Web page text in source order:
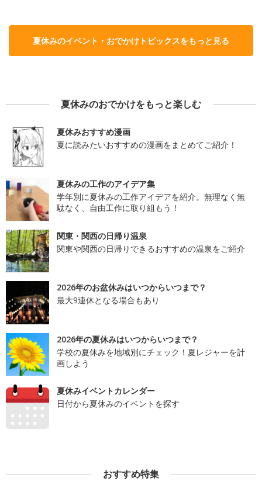
夏休みのイベント・おでかけトピックスをもっと見る
夏休みのおでかけをもっと楽しむ
夏休みおすすめ漫画
夏に読みたいおすすめの漫画をまとめてご紹介！
夏休みの工作のアイデア集
学年別に夏休みの工作アイデアを紹介。無理なく無
駄なく、自由工作に取り組もう！
関東・関西の日帰り温泉
関東や関西の日帰りできるおすすめの温泉をご紹介
2026年のお盆休みはいつからいつまで？
最大9連休となる場合もあり
2026年の夏休みはいつからいつまで？
学校の夏休みを地域別にチェック！夏レジャーを計
画しよう
夏休みイベントカレンダー
日付から夏休みのイベントを探す
おすすめ特集